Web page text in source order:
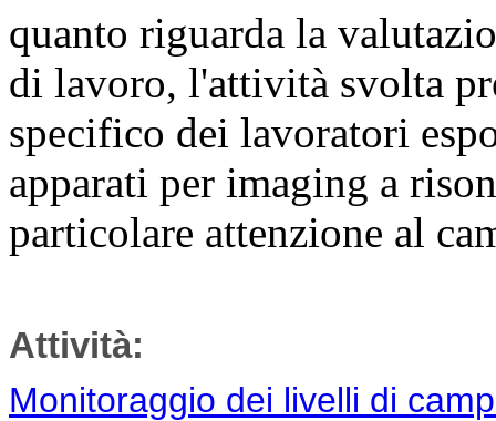
quanto riguarda la
di lavoro, l'attività svolta
specifico dei lavoratori
apparati per imaging a
particolare attenzione al
Attività:
Monitoraggio dei livelli di